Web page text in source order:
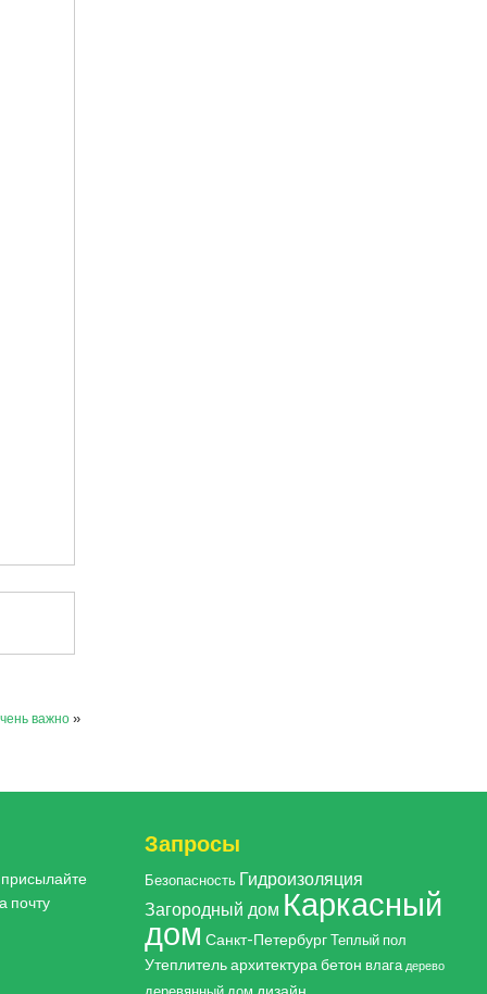
важно »
почту
Запросы
Безопасность Гидроизоляция
Загородный дом Каркасный
дом Санкт-Петербург Теплый пол
Утеплительархитектурабетон влага дерево